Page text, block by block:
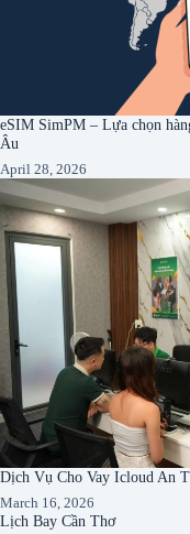
eSIM SimPM – Lựa chọn
Âu
April 28, 2026
Dịch Vụ Cho Vay Icloud An
March 16, 2026
Lịch Bay Cần Thơ